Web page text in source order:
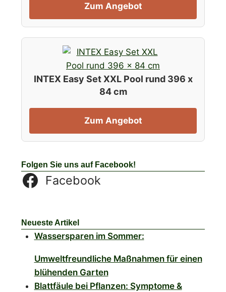
Zum Angebot
INTEX Easy Set XXL Pool rund 396 x
84 cm
Zum Angebot
Folgen Sie uns auf Facebook!
Facebook
Neueste Artikel
Wassersparen im Sommer:
Umweltfreundliche Maßnahmen für einen
blühenden Garten
Blattfäule bei Pflanzen: Symptome &